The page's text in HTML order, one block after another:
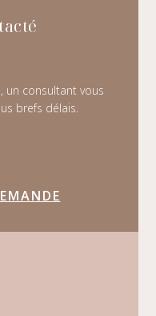
un consultant vous
brefs délais.